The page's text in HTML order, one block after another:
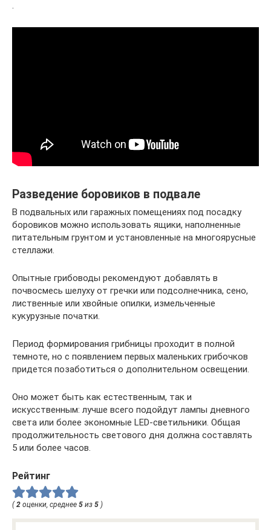
.
Разведение боровиков в подвале
В подвальных или гаражных помещениях под посадку
боровиков можно использовать ящики, наполненные
питательным грунтом и установленные на многоярусные
стеллажи.
Опытные грибоводы рекомендуют добавлять в
почвосмесь шелуху от гречки или подсолнечника, сено,
лиственные или хвойные опилки, измельченные
кукурузные початки.
Период формирования грибницы проходит в полной
темноте, но с появлением первых маленьких грибочков
придется позаботиться о дополнительном освещении.
Оно может быть как естественным, так и
искусственным: лучше всего подойдут лампы дневного
света или более экономные LED-светильники. Общая
продолжительность светового дня должна составлять
5 или более часов.
Рейтинг
( 2 оценки, среднее 5 из 5 )